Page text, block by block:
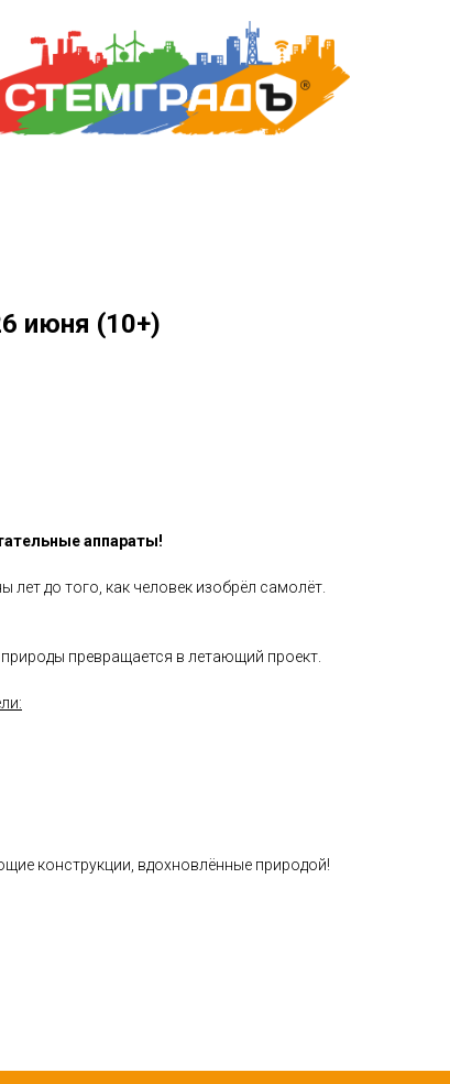
июня (10+)
аппараты!
до того, как человек изобрёл самолёт.
превращается в летающий проект.
конструкции, вдохновлённые природой!